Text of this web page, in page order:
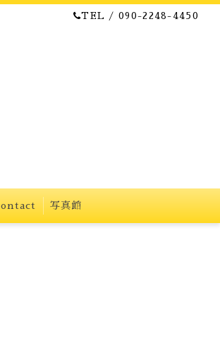
TEL / 090-2248-4450
写真館